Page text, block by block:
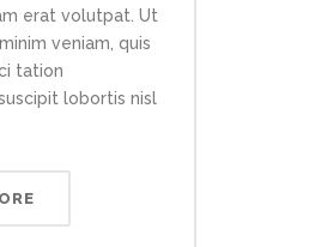
erat volutpat. Ut
veniam, quis
tation
lobortis nisl